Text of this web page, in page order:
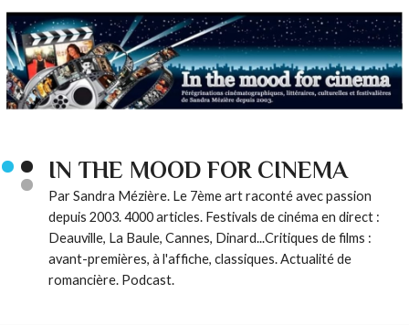
IN THE MOOD FOR CINEMA
Par Sandra Mézière. Le 7ème art raconté avec passion
depuis 2003. 4000 articles. Festivals de cinéma en direct :
Deauville, La Baule, Cannes, Dinard...Critiques de films :
avant-premières, à l'affiche, classiques. Actualité de
romancière. Podcast.